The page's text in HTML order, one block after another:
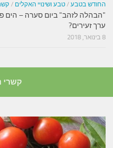
החודש בטבע / טבע ושינויי האקלים /
"הבהלה לזהב" ביום סערה – הים
ערך זעירים?
8 בינואר, 2018
קשרי